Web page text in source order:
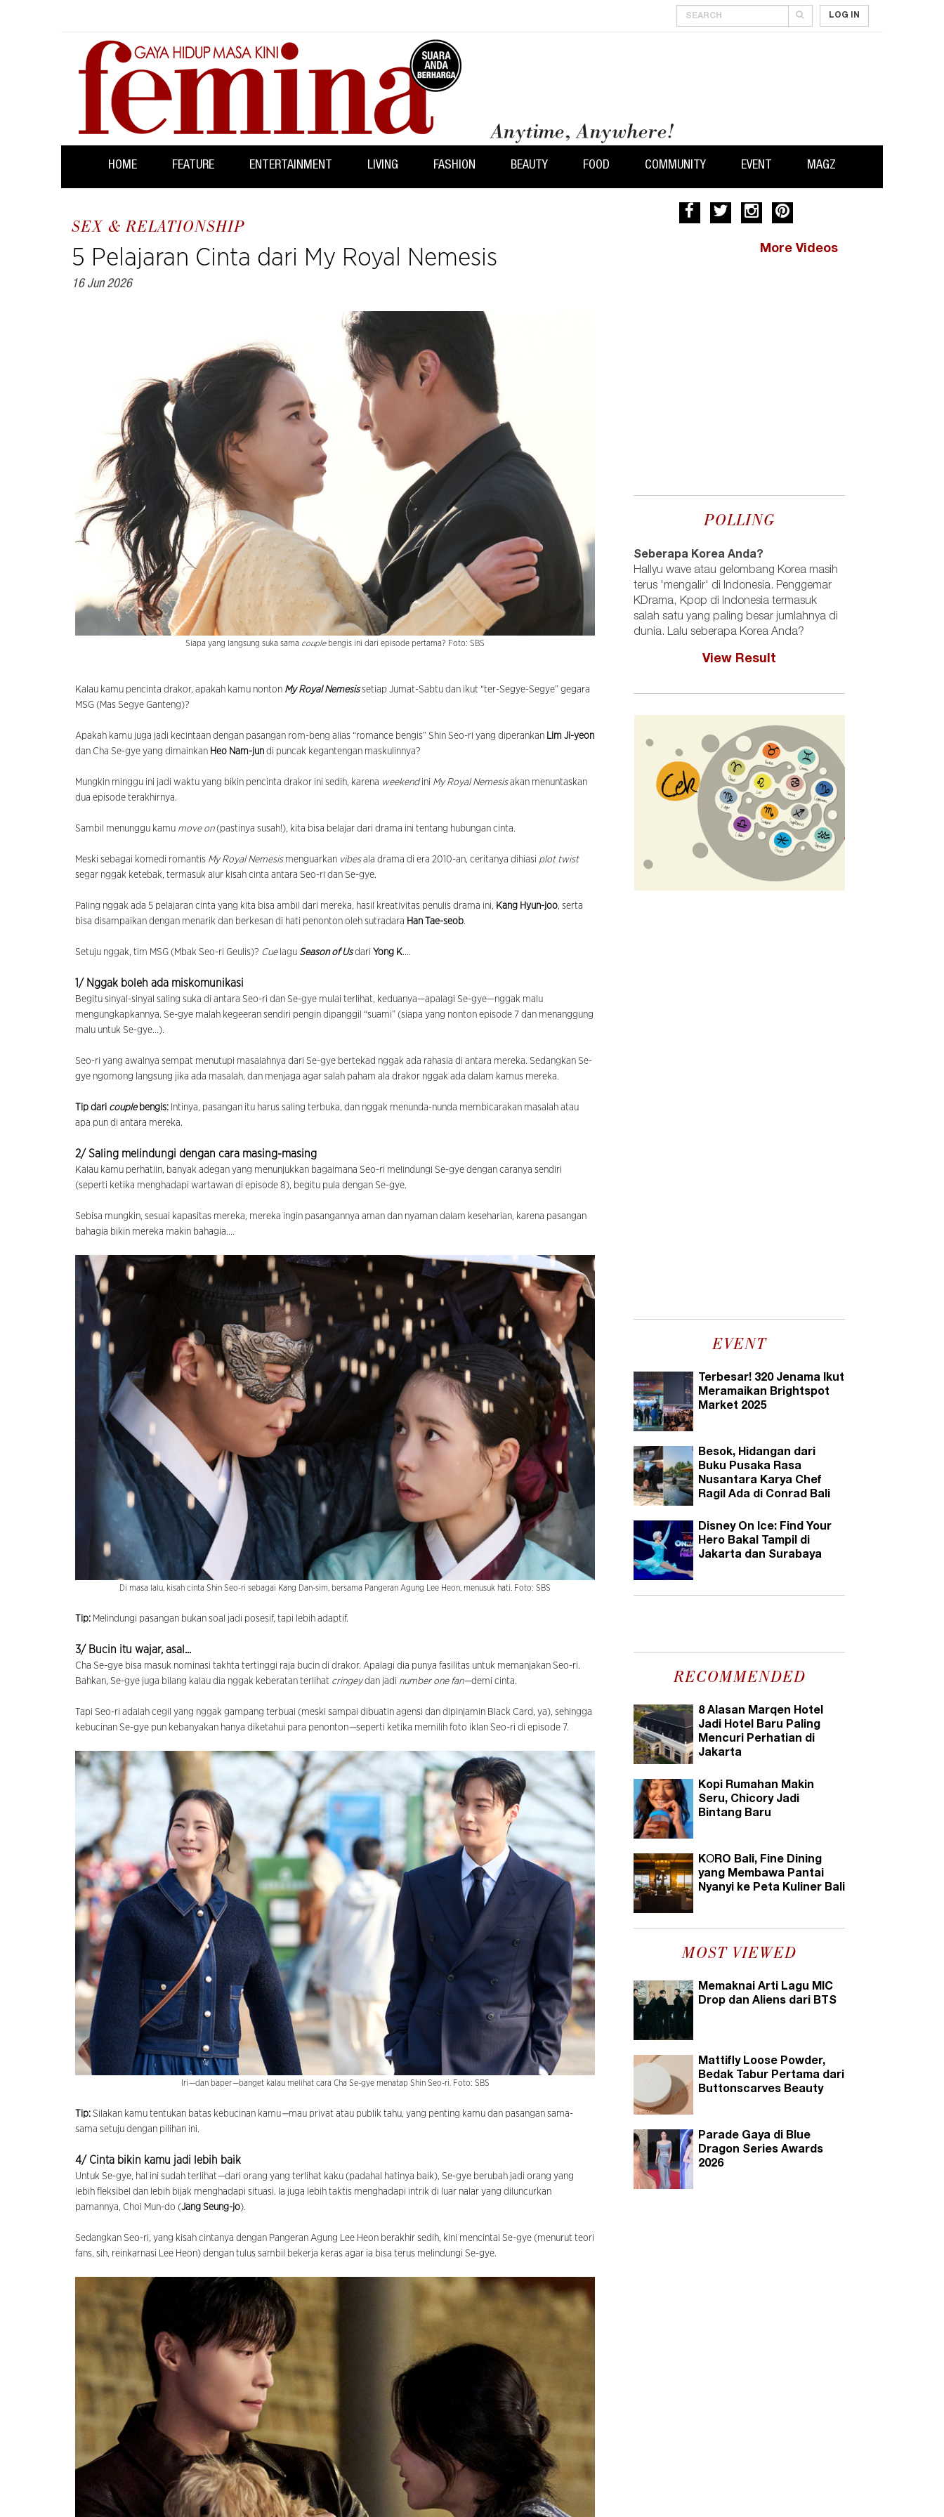
LOG IN
HOME FEATURE ENTERTAINMENT LIVING FASHION BEAUTY FOOD COMMUNITY EVENT MAGZ
SEX & RELATIONSHIP
5 Pelajaran Cinta dari My Royal Nemesis
16 Jun 2026
Siapa yang langsung suka sama couple bengis ini dari episode pertama? Foto: SBS
Kalau kamu pencinta drakor, apakah kamu nonton My Royal Nemesissetiap Jumat-Sabtu dan ikut “ter-Segye-Segye” gegara
MSG (Mas Segye Ganteng)?
Apakah kamu juga jadi kecintaan dengan pasangan rom-beng alias “romance bengis” Shin Seo-ri yang diperankan Lim Ji-yeon
dan Cha Se-gye yang dimainkan Heo Nam-jun di puncak kegantengan maskulinnya?
Mungkin minggu ini jadi waktu yang bikin pencinta drakor ini sedih, karena weekend ini My Royal Nemesisakan menuntaskan
dua episode terakhirnya.
Sambil menunggu kamu move on(pastinya susah!), kita bisa belajar dari drama ini tentang hubungan cinta.
Meski sebagai komedi romantis My Royal Nemesis menguarkan vibesala drama di era 2010-an, ceritanya dihiasi plot twist
segar nggak ketebak, termasuk alur kisah cinta antara Seo-ri dan Se-gye.
Paling nggak ada 5 pelajaran cinta yang kita bisa ambil dari mereka, hasil kreativitas penulis drama ini, Kang Hyun-joo, serta
bisa disampaikan dengan menarik dan berkesan di hati penonton oleh sutradara Han Tae-seob.
Setuju nggak, tim MSG (Mbak Seo-ri Geulis)? Cue lagu Season of Usdari Yong K....
1/ Nggak boleh ada miskomunikasi
Begitu sinyal-sinyal saling suka di antara Seo-ri dan Se-gye mulai terlihat, keduanya—apalagi Se-gye—nggak malu
mengungkapkannya. Se-gye malah kegeeran sendiri pengin dipanggil “suami” (siapa yang nonton episode 7 dan menanggung
malu untuk Se-gye...).
Seo-ri yang awalnya sempat menutupi masalahnya dari Se-gye bertekad nggak ada rahasia di antara mereka. Sedangkan Se-
gye ngomong langsung jika ada masalah, dan menjaga agar salah paham ala drakor nggak ada dalam kamus mereka.
Tip dari couplebengis: Intinya, pasangan itu harus saling terbuka, dan nggak menunda-nunda membicarakan masalah atau
apa pun di antara mereka.
2/ Saling melindungi dengan cara masing-masing
Kalau kamu perhatiin, banyak adegan yang menunjukkan bagaimana Seo-ri melindungi Se-gye dengan caranya sendiri
(seperti ketika menghadapi wartawan di episode 8), begitu pula dengan Se-gye.
Sebisa mungkin, sesuai kapasitas mereka, mereka ingin pasangannya aman dan nyaman dalam keseharian, karena pasangan
bahagia bikin mereka makin bahagia....
Di masa lalu, kisah cinta Shin Seo-ri sebagai Kang Dan-sim, bersama Pangeran Agung Lee Heon, menusuk hati. Foto: SBS
Tip: Melindungi pasangan bukan soal jadi posesif, tapi lebih adaptif.
3/ Bucin itu wajar, asal...
Cha Se-gye bisa masuk nominasi takhta tertinggi raja bucin di drakor. Apalagi dia punya fasilitas untuk memanjakan Seo-ri.
Bahkan, Se-gye juga bilang kalau dia nggak keberatan terlihat cringeydan jadi number one fan—demi cinta.
Tapi Seo-ri adalah cegil yang nggak gampang terbuai (meski sampai dibuatin agensi dan dipinjamin Black Card, ya), sehingga
kebucinan Se-gye pun kebanyakan hanya diketahui para penonton—seperti ketika memilih foto iklan Seo-ri di episode 7.
Iri—dan baper—banget kalau melihat cara Cha Se-gye menatap Shin Seo-ri. Foto: SBS
Tip: Silakan kamu tentukan batas kebucinan kamu—mau privat atau publik tahu, yang penting kamu dan pasangan sama-
sama setuju dengan pilihan ini.
4/ Cinta bikin kamu jadi lebih baik
Untuk Se-gye, hal ini sudah terlihat—dari orang yang terlihat kaku (padahal hatinya baik), Se-gye berubah jadi orang yang
lebih fleksibel dan lebih bijak menghadapi situasi. Ia juga lebih taktis menghadapi intrik di luar nalar yang diluncurkan
pamannya, Choi Mun-do (Jang Seung-jo).
Sedangkan Seo-ri, yang kisah cintanya dengan Pangeran Agung Lee Heon berakhir sedih, kini mencintai Se-gye (menurut teori
fans, sih, reinkarnasi Lee Heon) dengan tulus sambil bekerja keras agar ia bisa terus melindungi Se-gye.
More Videos
POLLING
Seberapa Korea Anda?
Hallyu wave atau gelombang Korea masih
terus 'mengalir' di Indonesia. Penggemar
KDrama, Kpop di Indonesia termasuk
salah satu yang paling besar jumlahnya di
dunia. Lalu seberapa Korea Anda?
View Result
EVENT
Terbesar! 320 Jenama Ikut
Meramaikan Brightspot
Market 2025
Besok, Hidangan dari
Buku Pusaka Rasa
Nusantara Karya Chef
Ragil Ada di Conrad Bali
Disney On Ice: Find Your
Hero Bakal Tampil di
Jakarta dan Surabaya
RECOMMENDED
8 Alasan Marqen Hotel
Jadi Hotel Baru Paling
Mencuri Perhatian di
Jakarta
Kopi Rumahan Makin
Seru, Chicory Jadi
Bintang Baru
KŌRO Bali, Fine Dining
yang Membawa Pantai
Nyanyi ke Peta Kuliner Bali
MOST VIEWED
Memaknai Arti Lagu MIC
Drop dan Aliens dari BTS
Mattifly Loose Powder,
Bedak Tabur Pertama dari
Buttonscarves Beauty
Parade Gaya di Blue
Dragon Series Awards
2026